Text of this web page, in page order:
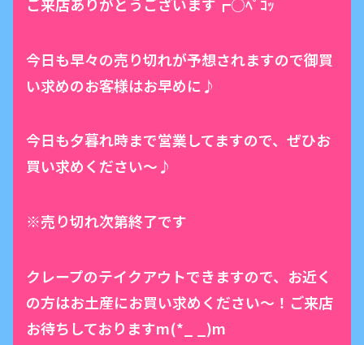
今日も早々の売り切れが予想されますので御買
い求めのお客様はお早めに♪
今日も夕暮れ時まで営業してますので、ぜひお
買い求めください〜♪
※売り切れ次第終了です
クレープのテイクアウトできますので、お近く
の方はお土産にお買い求めください〜！ご来店
お待ちしておりますm(*_ _)m